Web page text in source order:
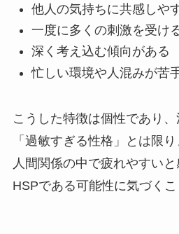
他人の気持ちに共感しや
一度に多くの刺激を受け
深く考え込む傾向がある
忙しい環境や人混みが苦
こうした特徴は個性であり
「過敏すぎる性格」とは限
人間関係の中で疲れやすい
HSPである可能性に気づくこ